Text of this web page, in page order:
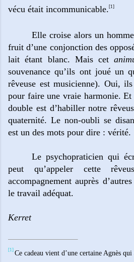
vécu était incommunicable. [1]
Elle croise alors un
fruit d’une conjonction des
lait étant blanc. Mais cet
souvenance qu’ils ont joué un
rêveuse est musicienne). Oui,
pour faire une vraie harmonie.
double est d’habiller notre
quaternité. Le non-oubli se
est un des mots pour dire : vérité.
Le psychopraticien qui
peut qu’appeler cette
accompagnement auprès
le travail adéquat.
Kerret
[1] Ce cadeau vient d’une certaine Agnès